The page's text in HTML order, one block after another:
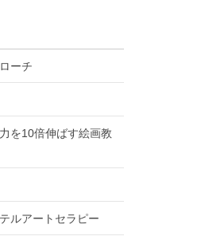
ーチ
を10倍伸ばす絵画教
ルアートセラピー